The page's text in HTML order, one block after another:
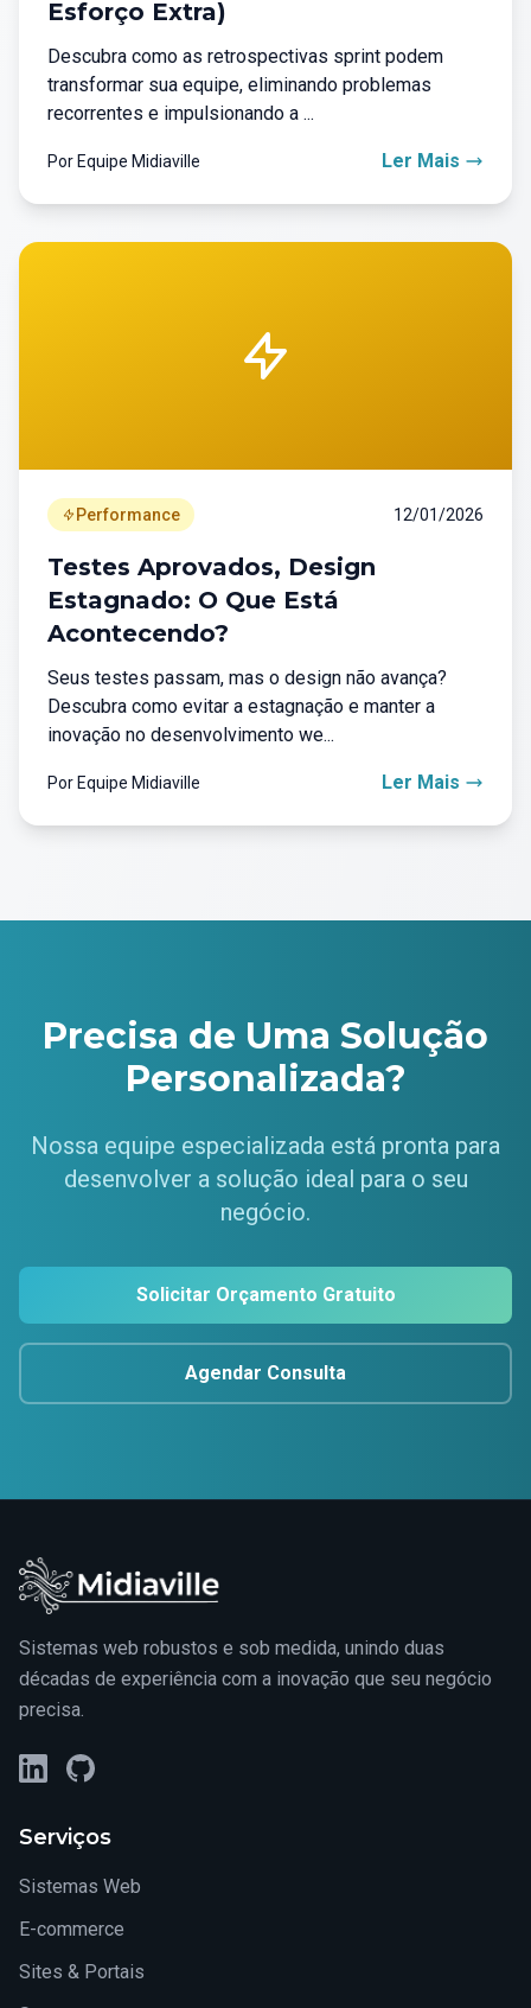
Esforço Extra)
Descubra como as retrospectivas sprint podem
transformar sua equipe, eliminando problemas
recorrentes e impulsionando a ...
Por Equipe Midiaville Ler Mais
Performance 12/01/2026
Testes Aprovados, Design
Estagnado: O Que Está
Acontecendo?
Seus testes passam, mas o design não avança?
Descubra como evitar a estagnação e manter a
inovação no desenvolvimento we...
Por Equipe Midiaville Ler Mais
Precisa de Uma Solução
Personalizada?
Nossa equipe especializada está pronta para
desenvolver a solução ideal para o seu
negócio.
Solicitar Orçamento Gratuito
Agendar Consulta
Sistemas web robustos e sob medida, unindo duas
décadas de experiência com a inovação que seu negócio
precisa.
LinkedInGitHub
Serviços
Sistemas Web
E-commerce
Sites & Portais